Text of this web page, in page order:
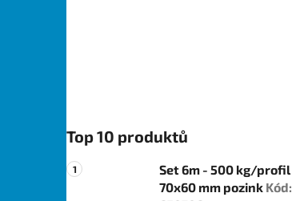
Top 10 produktů
Set 6m - 500 kg/profil
70x60 mm pozink Kód: